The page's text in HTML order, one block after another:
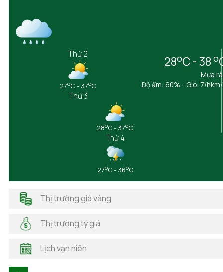
Bình Định
Bình Dương
Bình Phước
Cần Thơ
Hà Giang
Hải Dương
Hải Phòng
Hà Tĩnh
Hòa Bình
28oC - 38o
Mưa
Độ ẩm: 60% - Gió: 7/
Thứ 2
27oC - 37oC
Thứ 3
28oC - 37oC
Thứ 4
27oC - 36oC
Thị trường giá vàng
Thị trường tỷ giá
Lịch vạn niên